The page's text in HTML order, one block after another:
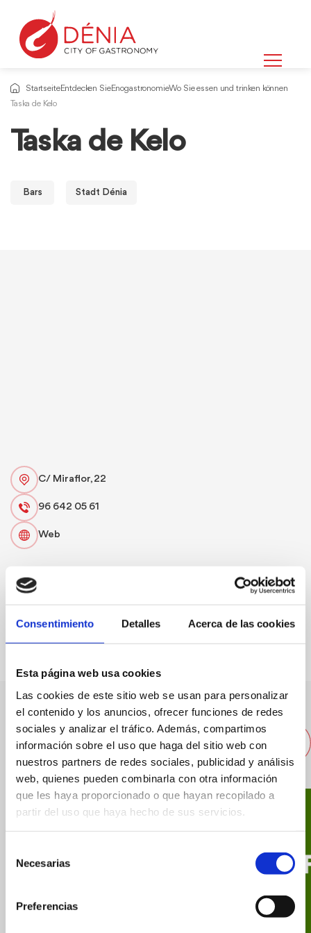
Consentimiento Detalles Acerca de las cookies
Esta página web usa cookies
Las cookies de este sitio web se usan para personalizar
el contenido y los anuncios, ofrecer funciones de redes
sociales y analizar el tráfico. Además, compartimos
información sobre el uso que haga del sitio web con
nuestros partners de redes sociales, publicidad y análisis
web, quienes pueden combinarla con otra información
que les haya proporcionado o que hayan recopilado a
partir del uso que haya hecho de sus servicios.
Necesarias
Preferencias
StartseiteEntdecken SieEnogastronomieWo Sie essen und trinken können
Taska de Kelo
Taska de Kelo
Bars Stadt Dénia
C/ Miraflor, 22
96 642 05 61
Web
Andere nahegelegene
Restaurants